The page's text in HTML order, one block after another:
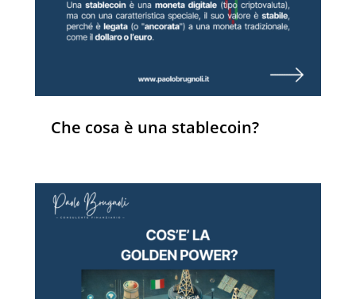
Che cosa è una stablecoin?